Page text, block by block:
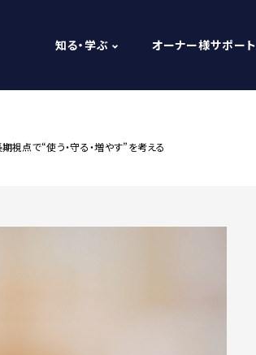
知る・学ぶ オーナー様サポート
点で“使う・守る・増やす”を考える